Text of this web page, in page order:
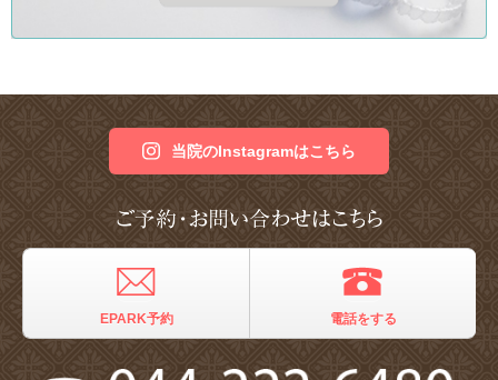
当院のInstagramはこちら
EPARK予約 電話をする